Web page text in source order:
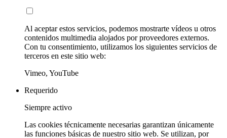
Al aceptar estos servicios, podemos mostrarte vídeos u otros
contenidos multimedia alojados por proveedores externos.
Con tu consentimiento, utilizamos los siguientes servicios de
terceros en este sitio web:
Vimeo, YouTube
Requerido
Siempre activo
Las cookies técnicamente necesarias garantizan únicamente
las funciones básicas de nuestro sitio web. Se utilizan, por